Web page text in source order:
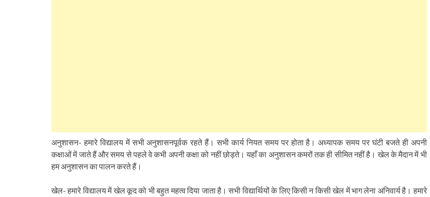
अनुशासन- हमारे विद्यालय में सभी अनुशासनपूर्वक रहते हैं। सभी कार्य नियत समय पर होता है। अध्यापक समय पर घंटी बजते ही अपनी
कक्षाओं में जाते हैं और समय से पहले वे कभी अपनी कक्षा को नहीं छोड़ते। यहाँ का अनुशासन कमरों तक ही सीमित नहीं है। खेल के मैदान में भी
हम अनुशासन का पालन करते हैं।
खेल- हमारे विद्यालय में खेल कूद को भी बहुत महत्व दिया जाता है। सभी विद्यार्थियों के लिए किसी न किसी खेल में भाग लेना अनिवार्य है। हमारे